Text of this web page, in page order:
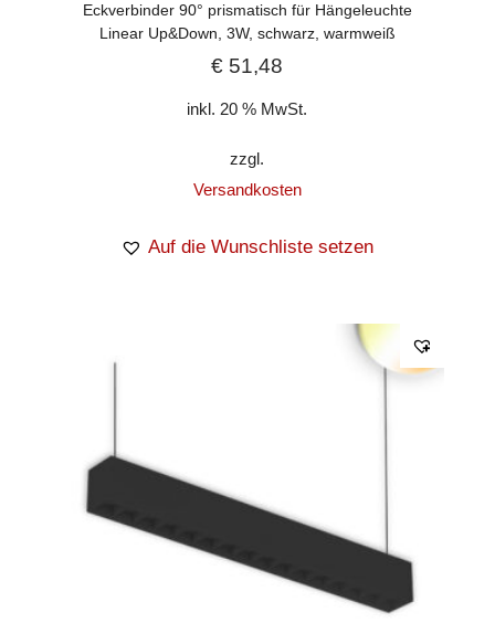
Eckverbinder 90° prismatisch für Hängeleuchte
Linear Up&Down, 3W, schwarz, warmweiß
€ 51,48
inkl. 20 % MwSt.
zzgl.
Versandkosten
Auf die Wunschliste setzen